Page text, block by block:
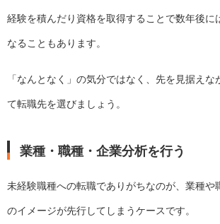
経験を積んだり資格を取得することで数年後に
なることもあります。
「なんとなく」の気分ではなく、先を見据えな
て転職先を選びましょう。
業種・職種・企業分析を行う
未経験職種への転職でありがちなのが、業種や
のイメージが先行してしまうケースです。